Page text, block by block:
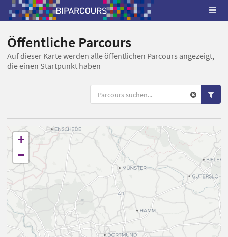
Öffentliche Parcours
Auf dieser Karte werden alle öffentlichen Parcours angezeigt,
die einen Startpunkt haben
+
−